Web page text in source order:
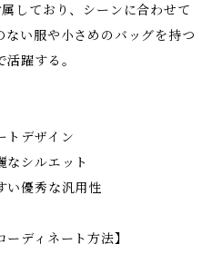
しており、シーンに合わせて
い服や小さめのバッグを持つ
躍する。
トデザイン
なシルエット
い優秀な汎用性
ーディネート方法】